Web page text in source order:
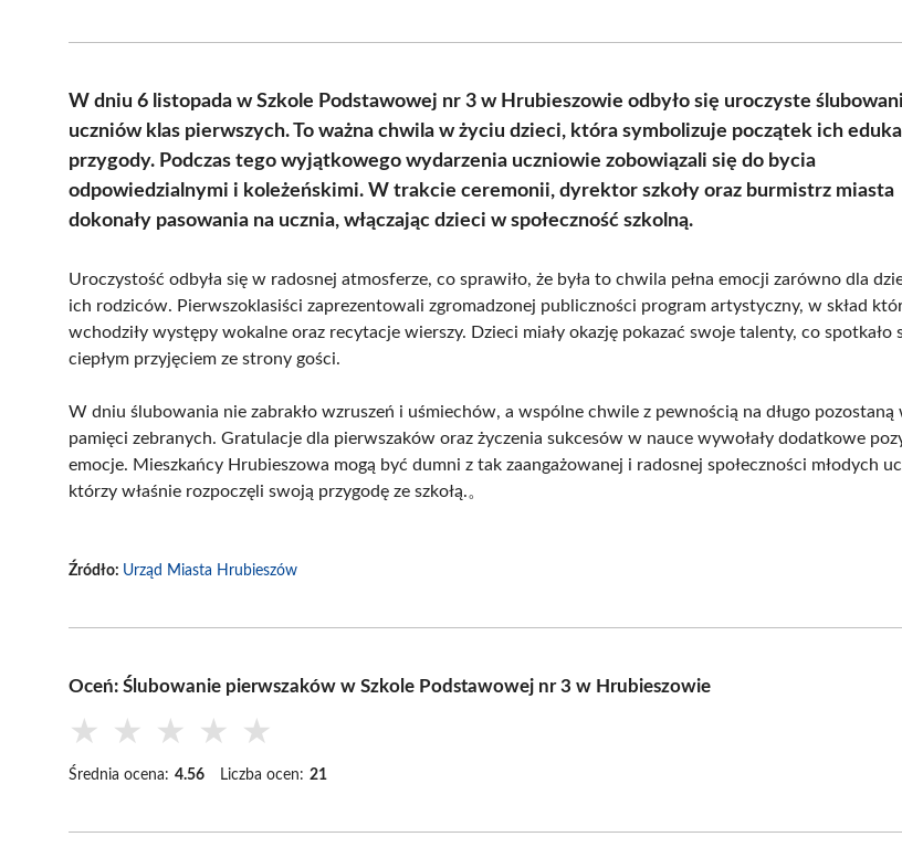
(Twitter)
W dniu 6 listopada w Szkole Podstawowej nr 3 w Hrubieszowie odbyło się uroczyste
uczniów klas pierwszych. To ważna chwila w życiu dzieci, która symbolizuje początek ich
przygody. Podczas tego wyjątkowego wydarzenia uczniowie zobowiązali się do bycia
odpowiedzialnymi i koleżeńskimi. W trakcie ceremonii, dyrektor szkoły oraz burmistrz miasta
dokonały pasowania na ucznia, włączając dzieci w społeczność szkolną.
Uroczystość odbyła się w radosnej atmosferze, co sprawiło, że była to chwila pełna emocji zarówno dla
ich rodziców. Pierwszoklasiści zaprezentowali zgromadzonej publiczności program artystyczny, w skład
wchodziły występy wokalne oraz recytacje wierszy. Dzieci miały okazję pokazać swoje talenty, co spotkało
ciepłym przyjęciem ze strony gości.
W dniu ślubowania nie zabrakło wzruszeń i uśmiechów, a wspólne chwile z pewnością na długo pozostaną
pamięci zebranych. Gratulacje dla pierwszaków oraz życzenia sukcesów w nauce wywołały dodatkowe
emocje. Mieszkańcy Hrubieszowa mogą być dumni z tak zaangażowanej i radosnej społeczności młodych
którzy właśnie rozpoczęli swoją przygodę ze szkołą.。
Źródło: Urząd Miasta Hrubieszów
Oceń: Ślubowanie pierwszaków w Szkole Podstawowej nr 3 w Hrubieszowie
★ ★ ★ ★ ★
Średnia ocena: 4.56 Liczba ocen: 21